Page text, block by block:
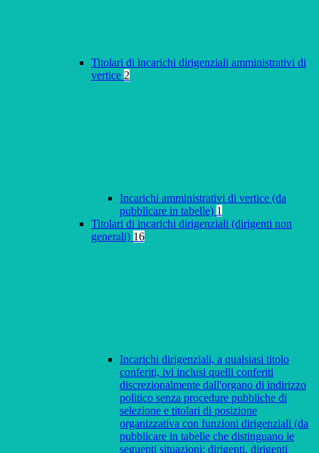
Titolari di incarichi dirigenziali amministrativi di
vertice 2
Incarichi amministrativi di vertice (da
pubblicare in tabelle) 1
Titolari di incarichi dirigenziali (dirigenti non
generali) 16
Incarichi dirigenziali, a qualsiasi titolo
conferiti, ivi inclusi quelli conferiti
discrezionalmente dall'organo di indirizzo
politico senza procedure pubbliche di
selezione e titolari di posizione
organizzativa con funzioni dirigenziali (da
pubblicare in tabelle che distinguano le
seguenti situazioni: dirigenti, dirigenti